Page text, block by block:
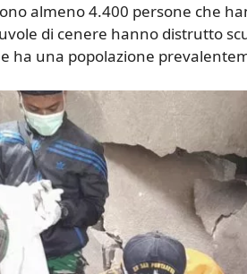
almeno 4.400 persone che
di cenere hanno distrutto
ha una popolazione